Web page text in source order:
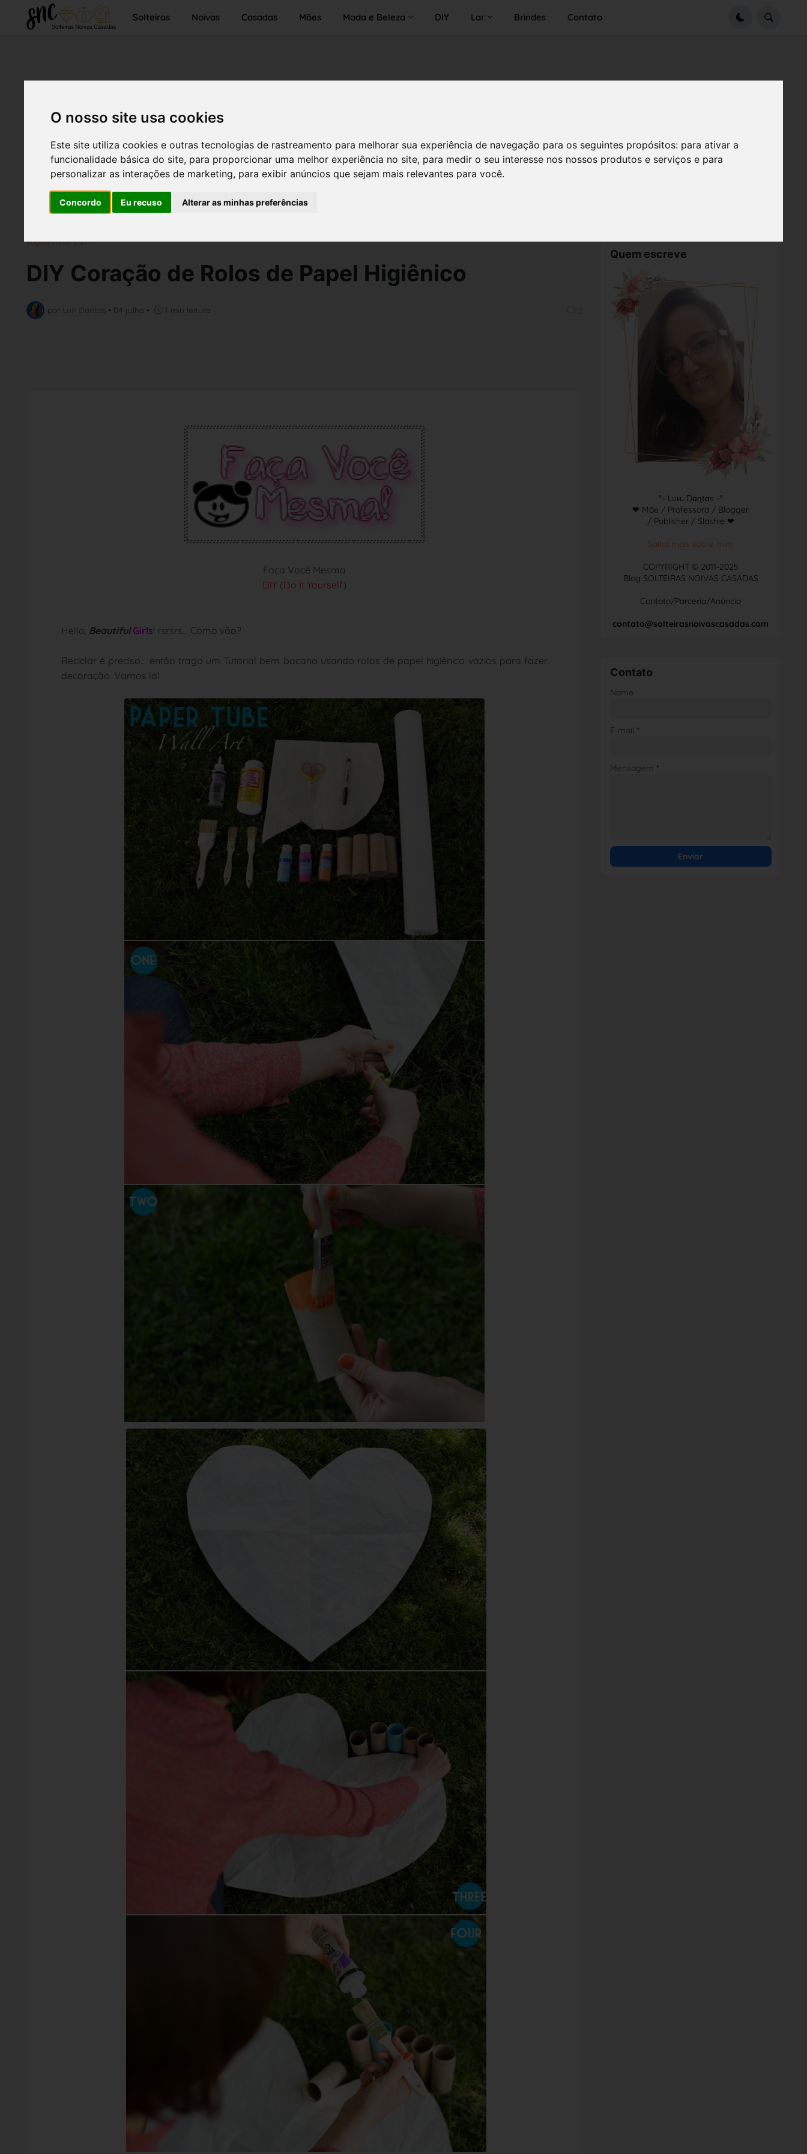
O nosso site usa cookies
Este site utiliza cookies e outras tecnologias de rastreamento para melhorar sua experiência de navegação para os seguintes propósitos: para ativar a
funcionalidade básica do site, para proporcionar uma melhor experiência no site, para medir o seu interesse nos nossos produtos e serviços e para
personalizar as interações de marketing, para exibir anúncios que sejam mais relevantes para você.
Concordo Eu recuso Alterar as minhas preferências
Solteiras Noivas Casadas Mães Moda e Beleza DIY Lar Brindes Contato
Página inicial DIY
DIY Coração de Rolos de Papel Higiênico
por • 04 julho • 1 min leitura
Faça Você Mesma
DIY (Do It Yourself)
Hello, Beautiful Girls! rsrsrs... Como vão?
Reciclar é preciso... então trago um Tutorial bem bacana usando rolos de papel higiênico vazios para fazer
decoração. Vamos lá!
Quem escreve
°~ Luԋ Dɑɳtɑs ~°
❤ Mãe / Professora / Blogger
/ Publisher / Slashie ❤
Saiba mais sobre mim
COPYRIGHT © 2011-2025
Blog SOLTEIRAS NOIVAS CASADAS
Contato/Parceria/Anúncio
contato@solteirasnoivascasadas.com
Contato
Nome
E-mail *
Mensagem *